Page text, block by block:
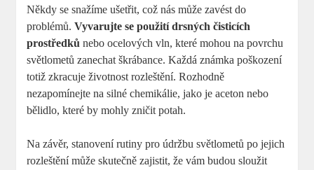
Někdy se snažíme ⁣ušetřit, což nás může zavést do
problémů.Vyvarujte ‌se použití drsných čisticích
prostředků nebo ocelových‌ vln, které mohou na povrchu
světlometů zanechat škrábance. Každá známka poškození
totiž zkracuje životnost rozleštění. Rozhodně
nezapomínejte na silné chemikálie, ⁤jako je ‍aceton ‍nebo
bělidlo, které by mohly zničit potah.
Na‌ závěr, stanovení rutiny pro údržbu světlometů po jejich
rozleštění může skutečně zajistit, že vám budou sloužit